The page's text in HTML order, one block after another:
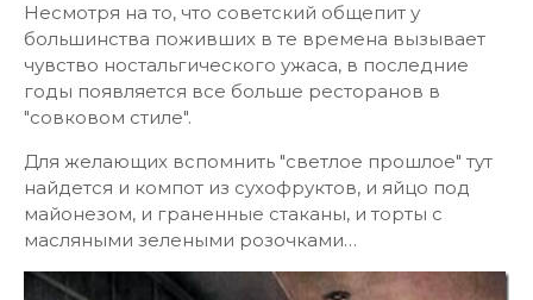
Несмотря на то, что советский общепит у
большинства поживших в те времена вызывает
чувство ностальгического ужаса, в последние
годы появляется все больше ресторанов в
"совковом стиле".
Для желающих вспомнить "светлое прошлое" тут
найдется и компот из сухофруктов, и яйцо под
майонезом, и граненные стаканы, и торты с
масляными зелеными розочками…